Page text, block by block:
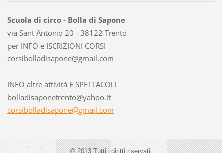
Scuola di circo - Bolla di Sapone
via Sant Antonio 20 - 38122 Trento
per INFO e ISCRIZIONI CORSI
corsibolladisapone@gmail.com
INFO altre attività E SPETTACOLI
bolladisaponetrento@yahoo.it
corsibolladisapone@gmail.com
© 2013 Tutti i diritti riservati.